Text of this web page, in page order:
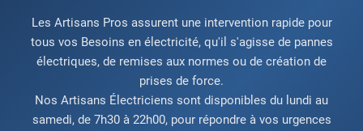
Les Artisans Pros assurent une intervention rapide pour
tous vos Besoins en électricité, qu'il s'agisse de pannes
électriques, de remises aux normes ou de création de
prises de force.
Nos Artisans Électriciens sont disponibles du lundi au
samedi, de 7h30 à 22h00, pour répondre à vos urgences